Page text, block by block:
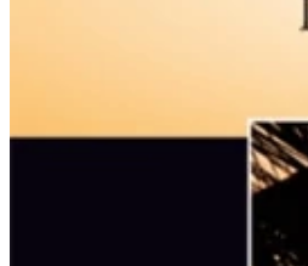
Im Vergleich –
Piano Kids